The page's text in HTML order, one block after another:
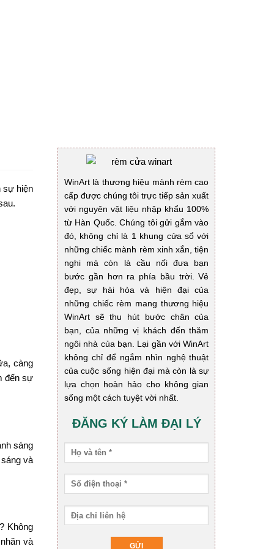
sự hiện
càng
đến sự
sáng
và
Không
và
WinArt là thương hiệu mành rèm cao
cấp được chúng tôi trực tiếp sản xuất
với nguyên vật liệu nhập khẩu 100%
từ Hàn Quốc. Chúng tôi gửi gắm vào
đó, không chỉ là 1 khung cửa sổ với
những chiếc mành rèm xinh xắn, tiện
nghi mà còn là cầu nối đưa bạn
bước gần hơn ra phía bầu trời. Vẻ
đẹp, sự hài hòa và hiện đại của
những chiếc rèm mang thương hiệu
WinArt sẽ thu hút bước chân của
bạn, của những vị khách đến thăm
ngôi nhà của bạn. Lại gần với WinArt
không chỉ để ngắm nhìn nghệ thuật
của cuộc sống hiện đại mà còn là sự
lựa chọn hoàn hảo cho không gian
sống một cách tuyệt vời nhất.
ĐĂNG KÝ LÀM ĐẠI LÝ